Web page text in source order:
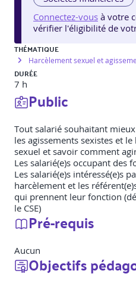
Connectez-vous à votre
vérifier l'éligibilité de
THÉMATIQUE
Harcèlement sexuel et
DURÉE
7 h
Public
Tout salarié souhaitant
les agissements sexistes et
sexuel et savoir comment
Les salarié(e)s occupant des
Les salarié(e)s intéressé(e)s
harcèlement et les
qui prennent leur fonction
le CSE)
Pré-requis
Aucun
Objectifs